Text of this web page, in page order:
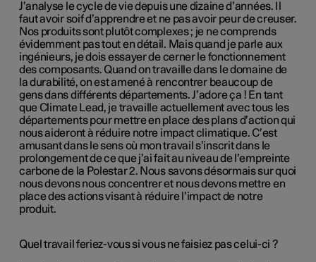
J’analyse le cycle de vie depuis une dizaine d’années. Il
faut avoir soif d’apprendre et ne pas avoir peur de creuser.
Nos produits sont plutôt complexes ; je ne comprends
évidemment pas tout en détail. Mais quand je parle aux
ingénieurs, je dois essayer de cerner le fonctionnement
des composants. Quand on travaille dans le domaine de
la durabilité, on est amené à rencontrer beaucoup de
gens dans différents départements. J’adore ça ! En tant
que Climate Lead, je travaille actuellement avec tous les
départements pour mettre en place des plans d’action qui
nous aideront à réduire notre impact climatique. C’est
amusant dans le sens où mon travail s’inscrit dans le
prolongement de ce que j’ai fait au niveau de l’empreinte
carbone de la Polestar 2. Nous savons désormais sur quoi
nous devons nous concentrer et nous devons mettre en
place des actions visant à réduire l’impact de notre
produit.
Quel travail feriez-vous si vous ne faisiez pas celui-ci ?